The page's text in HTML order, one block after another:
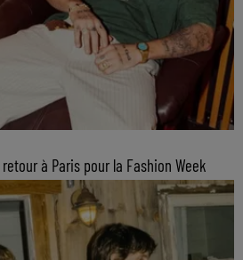
à Paris pour la Fashion Week